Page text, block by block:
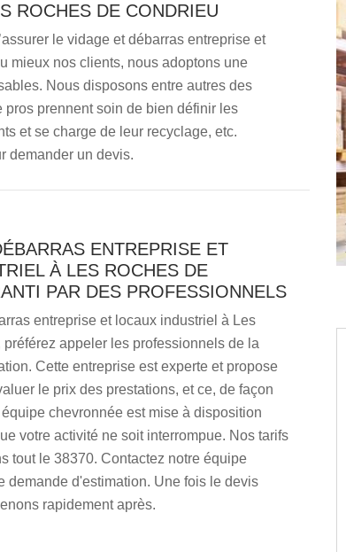
ROCHES DE CONDRIEU
le vidage et débarras entreprise et
mieux nos clients, nous adoptons une
Nous disposons entre autres des
prennent soin de bien définir les
et se charge de leur recyclage, etc.
demander un devis.
ENTREPRISE ET
À LES ROCHES DE
PAR DES PROFESSIONNELS
entreprise et locaux industriel à Les
appeler les professionnels de la
Cette entreprise est experte et propose
le prix des prestations, et ce, de façon
chevronnée est mise à disposition
votre activité ne soit interrompue. Nos tarifs
tout le 38370. Contactez notre équipe
demande d'estimation. Une fois le devis
rapidement après.